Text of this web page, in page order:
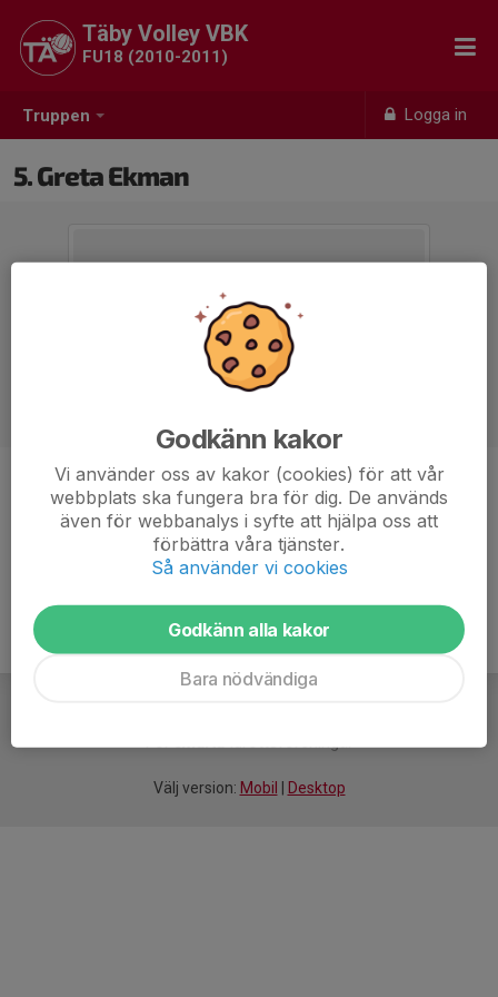
Truppen Logga in
Täby Volley VBK
FU18 (2010-2011)
5. Greta Ekman
Position
-
17 år
Försmartaidrottsföreningar
Välj version: Mobil Desktop
Godkänn kakor
Vi använder oss av kakor (cookies) för att vår
webbplats ska fungera bra för dig. De används
även för webbanalys i syfte att hjälpa oss att
förbättra våra tjänster.
Så använder vi cookies
Godkänn alla kakor
Bara nödvändiga